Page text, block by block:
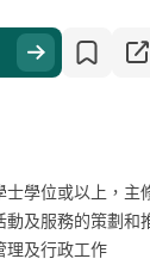
學位或以上，主
及服務的策劃
理及行政工作